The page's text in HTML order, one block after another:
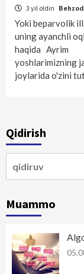
3 yil oldin Behzod
Yoki beparvolik
uning ayanchli
haqida Ayrim
yoshlarimizning
joylarida o'zini
Qidirish
Muammo